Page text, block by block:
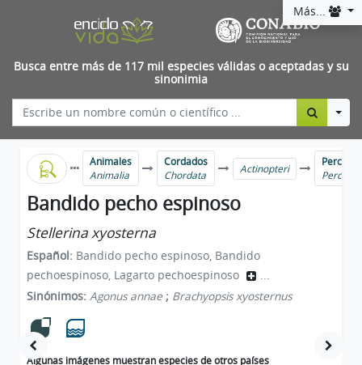
Más...
Busca entre más de 117 mil especies válidas o aceptadas y su
sinonimia
Animales
Animalia
Cordados
Chordata
Actinopteri
Percas
Bandido pecho espinoso
Stellerina xyosterna
Español: Bandido pecho espinoso, Bandido
pechoespinoso, Lagarto pechoespinoso
...
Sinónimos: Agonus annae ; Brachyopsis xyosternus
Algunas imágenes muestran especies de otros países